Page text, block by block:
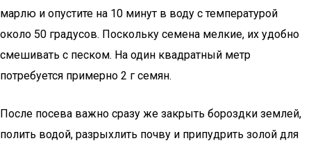
марлю и опустите на 10 минут в воду с температурой
около 50 градусов. Поскольку семена мелкие, их удобно
смешивать с песком. На один квадратный метр
потребуется примерно 2 г семян.
После посева важно сразу же закрыть бороздки землей,
полить водой, разрыхлить почву и припудрить золой для